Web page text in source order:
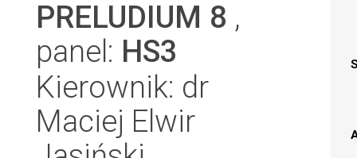
PRELUDIUM 8 ,
panel: HS3
Kierownik: dr
Maciej Elwir